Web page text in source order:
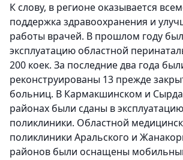
К слову, в регионе оказывается
поддержка здравоохранения и
работы врачей. В прошлом году
эксплуатацию областной
200 коек. За последние два года
реконструированы 13 прежде
больниц. В Кармакшинском и
районах были сданы в
поликлиники. Областной
поликлиники Аральского и
районов были оснащены